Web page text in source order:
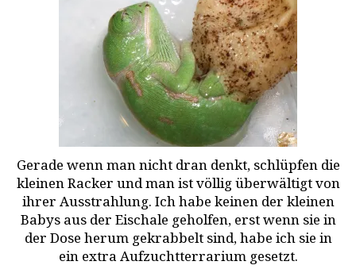
Gerade wenn man nicht dran denkt, schlüpfen die
kleinen Racker und man ist völlig überwältigt von
ihrer Ausstrahlung. Ich habe keinen der kleinen
Babys aus der Eischale geholfen, erst wenn sie in
der Dose herum gekrabbelt sind, habe ich sie in
ein extra Aufzuchtterrarium gesetzt.